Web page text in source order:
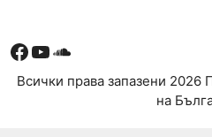
Facebook
YouTube
Soundcloud
Всички права запазени 2026
на